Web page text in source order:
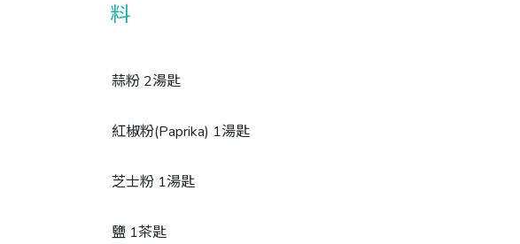
蒜粉 2湯匙
紅椒粉(Paprika) 1湯匙
芝士粉 1湯匙
鹽 1茶匙